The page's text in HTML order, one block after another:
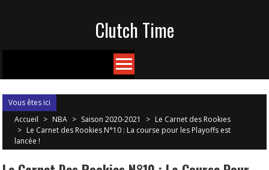
Clutch Time
Vous êtes ici
Accueil > NBA > Saison 2020-2021 > Le Carnet des Rookies
> Le Carnet des Rookies N°10 : La course pour les Playoffs est
lancée !